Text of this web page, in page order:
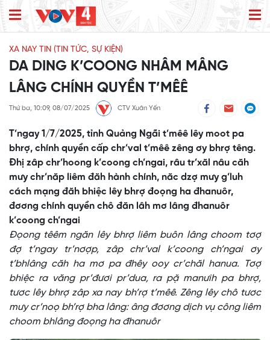
XA NAY TIN (TIN TỨC, SỰ KIỆN)
DA DING K’COONG NHÂM MÂNG
LÂNG CHÍNH QUYỀN T’MÊÊ
Thứ ba, 10:09, 08/07/2025 CTV Xuân Yến
T’ngay 1/7/2025, tỉnh Quảng Ngãi t’mêê lêy moot pa
bhrợ, chính quyền cấp chr’val t’mêê zêng ơy bhrợ têng.
Đhị zâp chr’hoong k’coong ch’ngai, râu tr’xăl nâu căh
mưy chr’năp liêm đăh hành chính, năc dzợ mưy g’luh
cách mạng đăh bhiệc lêy bhrợ đoọng ha đhanuôr,
đơơng chính quyền chô đăn lâh mơ lâng đhanuôr
k’coong ch’ngai
Đọong têêm ngăn lêy bhrợ liêm buôn lâng choom tơợ
đợ t’ngay tr’nơợp, zâp chr’val k’coong ch’ngai ơy
t’bhlâng căh ha mơ pa đhêy ooy cr’chăl hanua. Tơợ
bhiệc ra văng pr’đươi pr’dua, ra pặ manưih pa bhrợ,
tươc lêy bhrợ zâp xa nay bh’rợ t’mêê. Zêng lêy chô tươc
mưy cr’noọ bh’rợ bha lâng: âng đơơng dịch vụ công liêm
choom bhlâng đoọng ha đhanuôr